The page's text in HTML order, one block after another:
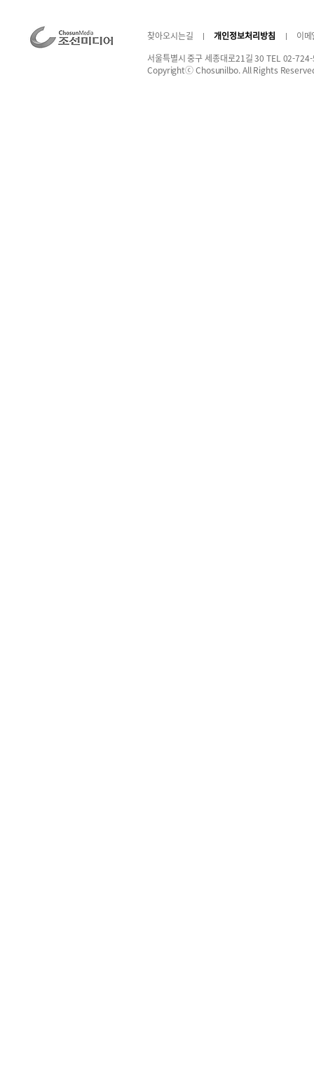
찾아오시는길 개인정보처리방침
이
서울특별시 중구 세종대로21길 30 TEL 02-
Copyrightⓒ Chosunilbo. All Rights